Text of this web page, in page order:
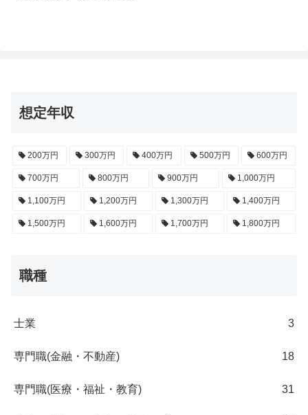
想定年収
200万円 300万円 400万円 500万円 600万円
700万円 800万円 900万円 1,000万円
1,100万円 1,200万円 1,300万円 1,400万円
1,500万円 1,600万円 1,700万円 1,800万円
職種
士業 3
専門職(金融・不動産) 18
専門職(医療・福祉・教育) 31